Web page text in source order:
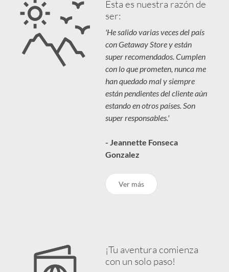
Esta es nuestra razón de
ser:
'He salido varias veces del país
con Getaway Store y están
super recomendados. Cumplen
con lo que prometen, nunca me
han quedado mal y siempre
están pendientes del cliente aún
estando en otros países. Son
super responsables.'
- Jeannette Fonseca
Gonzalez
Ver más
¡Tu aventura comienza
con un solo paso!